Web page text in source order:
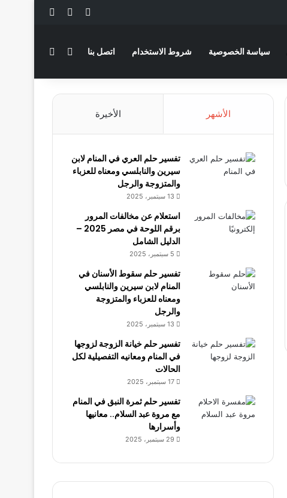
فيسبوك
سياسة الخصوصية شروط الاستخدام اتصل بنا الوضع المظلم
الأشهر الأخيرة
تفسير حلم العري في المنام لابن
سيرين والنابلسي ومعناه للعزباء
والمتزوجة والرجل
13 سبتمبر، 2025
استعلام عن مخالفات المرور
برقم اللوحة في مصر 2025 –
الدليل الشامل
5 سبتمبر، 2025
تفسير حلم سقوط الأسنان في
المنام لابن سيرين والنابلسي
ومعناه للعزباء والمتزوجة
والرجل
13 سبتمبر، 2025
تفسير حلم خيانة الزوجة لزوجها
في المنام ومعانيه التفصيلية لكل
الحالات
17 سبتمبر، 2025
تفسير حلم ثمرة النبق في المنام
مع مروة عبد السلام.. معانيها
وأسرارها
29 سبتمبر، 2025